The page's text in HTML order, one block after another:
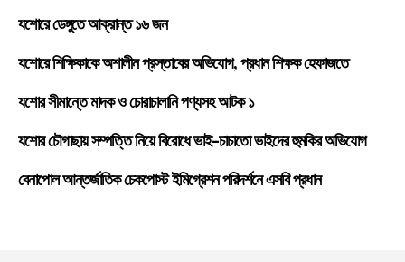
যশোরে ডেঙ্গুতে আক্রান্ত ১৬ জন
যশোরে শিক্ষিকাকে অশালীন প্রস্তাবের অভিযোগ, প্রধান শিক্ষক হেফাজতে
যশোর সীমান্তে মাদক ও চোরাচালানি পণ্যসহ আটক ১
যশোর চৌগাছায় সম্পত্তি নিয়ে বিরোধে ভাই-চাচাতো ভাইদের হুমকির অভিযোগ
বেনাপোল আন্তর্জাতিক চেকপোস্ট ইমিগ্রেশন পরিদর্শনে এসবি প্রধান